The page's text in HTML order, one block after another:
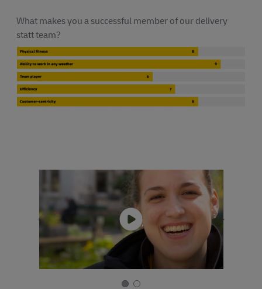
What makes you a successful member of our delivery
statt team?